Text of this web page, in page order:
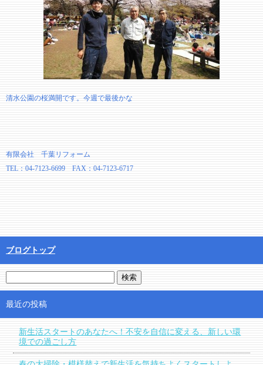
清水公園の桜満開です。今週で最後かな
有限会社 千葉リフォーム
TEL：04-7123-6699 FAX：04-7123-6717
ブログトップ
最近の投稿
新生活スタートのあなたへ！不安を自信に変える、新しい環
境での過ごし方